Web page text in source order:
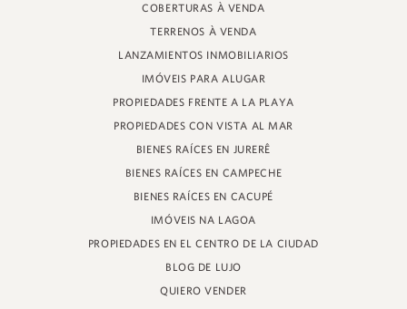
CRECI 11161
COBERTURAS À VENDA
TERRENOS À VENDA
LANZAMIENTOS INMOBILIARIOS
IMÓVEIS PARA ALUGAR
PROPIEDADES FRENTE A LA PLAYA
PROPIEDADES CON VISTA AL MAR
BIENES RAÍCES EN JURERÊ
BIENES RAÍCES EN CAMPECHE
BIENES RAÍCES EN CACUPÉ
IMÓVEIS NA LAGOA
PROPIEDADES EN EL CENTRO DE LA CIUDAD
BLOG DE LUJO
QUIERO VENDER